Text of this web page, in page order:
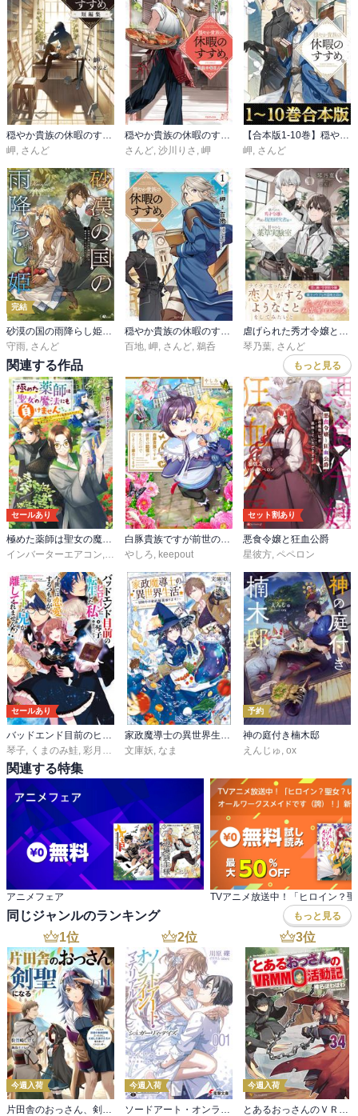
穏やか貴族の休暇のすすめ。短編集
岬, さんど
穏やか貴族の休暇のすすめ。@COMIC ～宿主の毎日メシ～
さんど, 沙川りさ , 岬
【合本版1-10巻】穏やか貴族の休暇のすすめ。
岬, さんど
完結
守雨 さんど
百地 岬 さんど 鵜呑
琴乃葉 さんど
関連する作品 もっと見る
セールあり
極めた薬師は聖女の魔法にも負けません ～コスパ悪いとパーティ追放されたけど、事実は逆だったようです～
インバーターエアコン, ⑪
白豚貴族ですが前世の記憶が生えたのでひよこな弟育てます
やしろ, keepout
セット割あり
悪食令嬢と狂血公爵
星彼方, ペペロン
セールあり
琴子
くまのみ鮭 彩月つかさ
文庫妖 なま
予約
神の庭付き楠木邸
えんじゅ ox
関連する特集
アニメフェア
同じジャンルのランキング もっと見る
1位
今週入荷
片田舎のおっさん、剣聖になる 11 ～ただの田舎の剣術師範だったのに、大成した弟子たちが俺を放ってくれない件～
2位
今週入荷
ソードアート・オンライン マテリアル１ シュガーリィ・デイズ
3位
今週入荷
とあるおっさんのＶＲＭＭＯ活動記34